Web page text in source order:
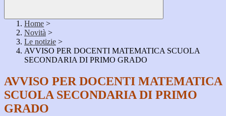
Home >
Novità >
Le notizie >
AVVISO PER DOCENTI MATEMATICA SCUOLA
SECONDARIA DI PRIMO GRADO
AVVISO PER DOCENTI MATEMATICA
SCUOLA SECONDARIA DI PRIMO
GRADO